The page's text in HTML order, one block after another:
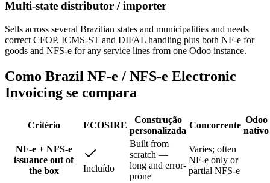
Multi-state distributor / importer
Sells across several Brazilian states and municipalities and needs
correct CFOP, ICMS-ST and DIFAL handling plus both NF-e for
goods and NFS-e for any service lines from one Odoo instance.
Como Brazil NF-e / NFS-e Electronic
Invoicing se compara
Critério ECOSIRE
Construção
personalizada
Concorrente
Odoo
nativo
NF-e + NFS-e
issuance out of
the box
Incluído
Built from
scratch —
long and error-
prone
Varies; often
NF-e only or
partial NFS-e